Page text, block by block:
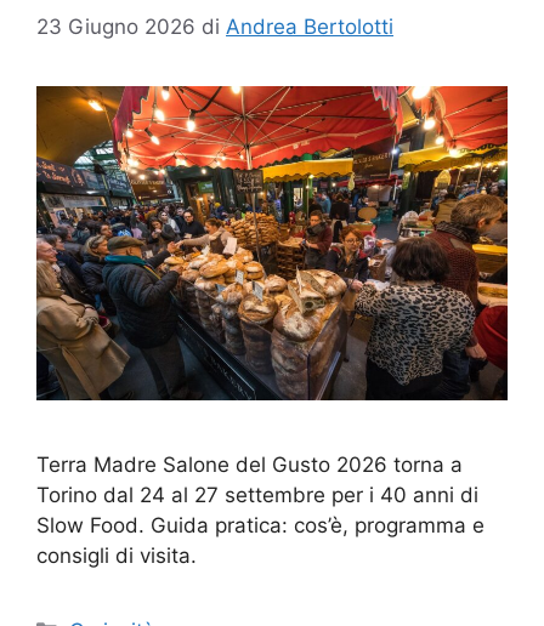
23 Giugno 2026 di Andrea Bertolotti
Terra Madre Salone del Gusto 2026 torna a
Torino dal 24 al 27 settembre per i 40 anni di
Slow Food. Guida pratica: cos’è, programma e
consigli di visita.